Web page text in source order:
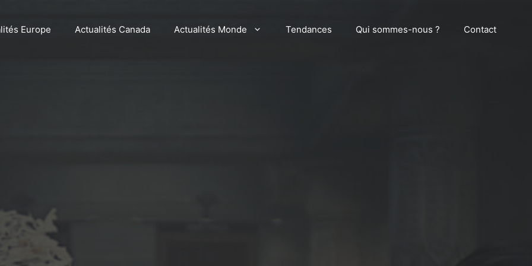
Europe Actualités Canada Actualités Monde Tendances Qui sommes-nous ? Contact